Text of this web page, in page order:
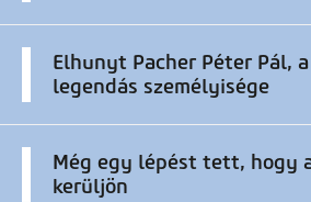
Elhunyt Pacher Péter Pál,
legendás személyisége
Még egy lépést tett, hogy
kerüljön